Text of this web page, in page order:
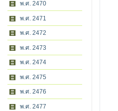
พ.ศ. 2470
พ.ศ. 2471
พ.ศ. 2472
พ.ศ. 2473
พ.ศ. 2474
พ.ศ. 2475
พ.ศ. 2476
พ.ศ. 2477